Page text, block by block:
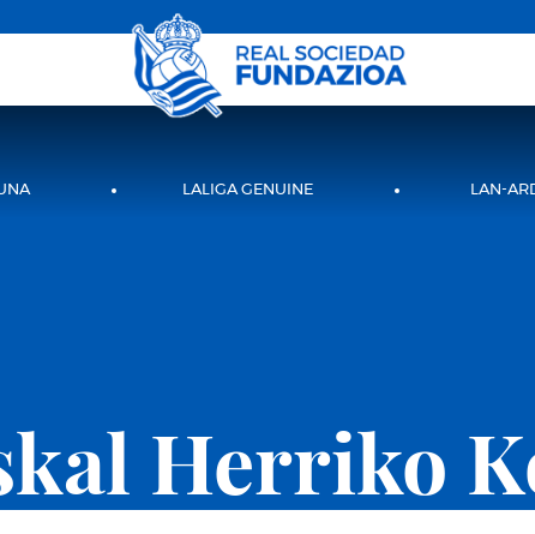
LALIGA GENUINE LAN-
Herriko